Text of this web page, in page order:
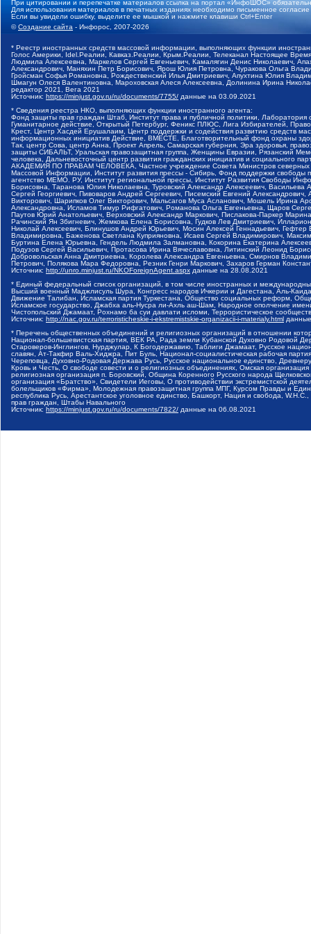
При цитировании и перепечатке материалов ссылка на портал «ИнфоШОС»
Для использования материалов в печатных изданиях необходимо письменное
Если вы увидели ошибку, выделите ее мышкой и нажмите клавиши Ctrl+Enter
©Создание сайта - Инфорос, 2007-2026
* Реестр иностранных средств массовой информации, выполняющих функции
Голос Америки, Idel.Реалии, Кавказ.Реалии, Крым.Реалии, Телеканал Настоящее
Людмила Алексеевна, Маркелов Сергей Евгеньевич, Камалягин Денис Николаевич,
Александрович, Маняхин Петр Борисович, Ярош Юлия Петровна, Чуракова Ольга
Гройсман Софья Романовна, Рождественский Илья Дмитриевич, Апухтина Юлия
Шмагун Олеся Валентиновна, Мароховская Алеся Алексеевна, Долинина Ирина
редактор 2021, Вега 2021
Источник: https://minjust.gov.ru/ru/documents/7755/ данные на 03.09.2021
* Сведения реестра НКО, выполняющих функции иностранного агента:
Фонд защиты прав граждан Штаб, Институт права и публичной политики,
Гуманитарное действие, Открытый Петербург, Феникс ПЛЮС, Лига Избирателей,
Крест, Центр Хасдей Ерушалаим, Центр поддержки и содействия развитию средств
информационных инициатив Действие, ВМЕСТЕ, Благотворительный фонд охраны
Так, центр Сова, центр Анна, Проект Апрель, Самарская губерния, Эра здоровья,
защиты СИБАЛЬТ, Уральская правозащитная группа, Женщины Евразии, Рязанский
человека, Дальневосточный центр развития гражданских инициатив и социального
АКАДЕМИЯ ПО ПРАВАМ ЧЕЛОВЕКА, Частное учреждение Совета Министров северных
Массовой Информации, Институт развития прессы - Сибирь, Фонд поддержки
агентство МЕМО. РУ, Институт региональной прессы, Институт Развития Свободы
Борисовна, Таранова Юлия Николаевна, Туровский Александр Алексеевич,
Сергей Георгиевич, Пивоваров Андрей Сергеевич, Писемский Евгений
Викторович, Шарипков Олег Викторович, Мальсагов Муса Асланович, Мошель Ирина
Александровна, Исламов Тимур Рифгатович, Романова Ольга Евгеньевна, Щаров
Паутов Юрий Анатольевич, Верховский Александр Маркович, Пислакова-Паркер
Рачинский Ян Збигневич, Жемкова Елена Борисовна, Гудков Лев Дмитриевич,
Николай Алексеевич, Блинушов Андрей Юрьевич, Мосин Алексей Геннадьевич,
Владимировна, Баженова Светлана Куприяновна, Исаев Сергей Владимирович,
Буртина Елена Юрьевна, Гендель Людмила Залмановна, Кокорина Екатерина
Подузов Сергей Васильевич, Протасова Ирина Вячеславовна, Литинский Леонид
Добровольская Анна Дмитриевна, Королева Александра Евгеньевна, Смирнов
Петрович, Полякова Мара Федоровна, Резник Генри Маркович, Захаров Герман
Источник: http://unro.minjust.ru/NKOForeignAgent.aspx данные на 28.08.2021
* Единый федеральный список организаций, в том числе иностранных и
Высший военный Маджлисуль Шура, Конгресс народов Ичкерии и Дагестана, Аль-
Движение Талибан, Исламская партия Туркестана, Общество социальных реформ,
Исламское государство, Джабха аль-Нусра ли-Ахль аш-Шам, Народное ополчение
Чистопольский Джамаат, Рохнамо ба суи давлати исломи, Террористическое
Источник: http://nac.gov.ru/terroristicheskie-i-ekstremistskie-organizacii-i-materialy.html
* Перечень общественных объединений и религиозных организаций в отношении
Национал-большевистская партия, ВЕК РА, Рада земли Кубанской Духовно Родовой
Староверов-Инглингов, Нурджулар, К Богодержавию, Таблиги Джамаат, Русское
славян, Ат-Такфир Валь-Хиджра, Пит Буль, Национал-социалистическая рабочая
Череповца, Духовно-Родовая Держава Русь, Русское национальное единство,
Кровь и Честь, О свободе совести и о религиозных объединениях, Омская
религиозная организация п. Боровский, Община Коренного Русского народа
организация «Братство», Свидетели Иеговы, О противодействии экстремистской
болельщиков «Фирма», Молодежная правозащитная группа МПГ, Курсом Правды и
республика Русь, Арестантское уголовное единство, Башкорт, Нация и свобода,
прав граждан, Штабы Навального
Источник: https://minjust.gov.ru/ru/documents/7822/ данные на 06.08.2021